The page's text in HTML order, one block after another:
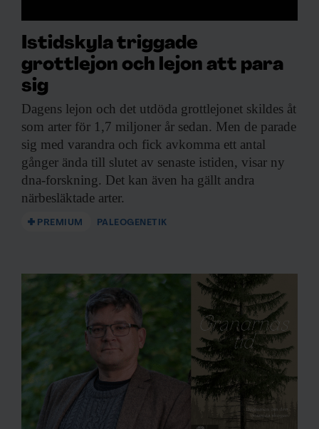
Istidskyla triggade
grottlejon och lejon att para
sig
Dagens lejon och det utdöda grottlejonet skildes åt
som arter för 1,7 miljoner år sedan. Men de parade
sig med varandra och fick avkomma ett antal
gånger ända till slutet av senaste istiden, visar ny
dna-forskning. Det kan även ha gällt andra
närbesläktade arter.
PREMIUM PALEOGENETIK